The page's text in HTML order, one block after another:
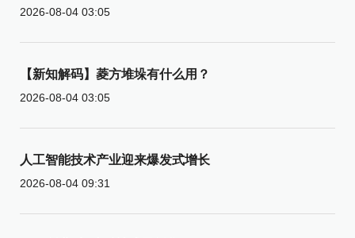
2026-08-04 03:05
【新知解码】菱方堆垛有什么用？
2026-08-04 03:05
人工智能技术产业迎来爆发式增长
2026-08-04 09:31